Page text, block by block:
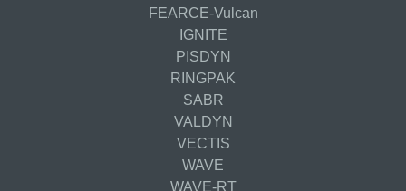
FEARCE-Vulcan
IGNITE
PISDYN
RINGPAK
SABR
VALDYN
VECTIS
WAVE
WAVE-RT